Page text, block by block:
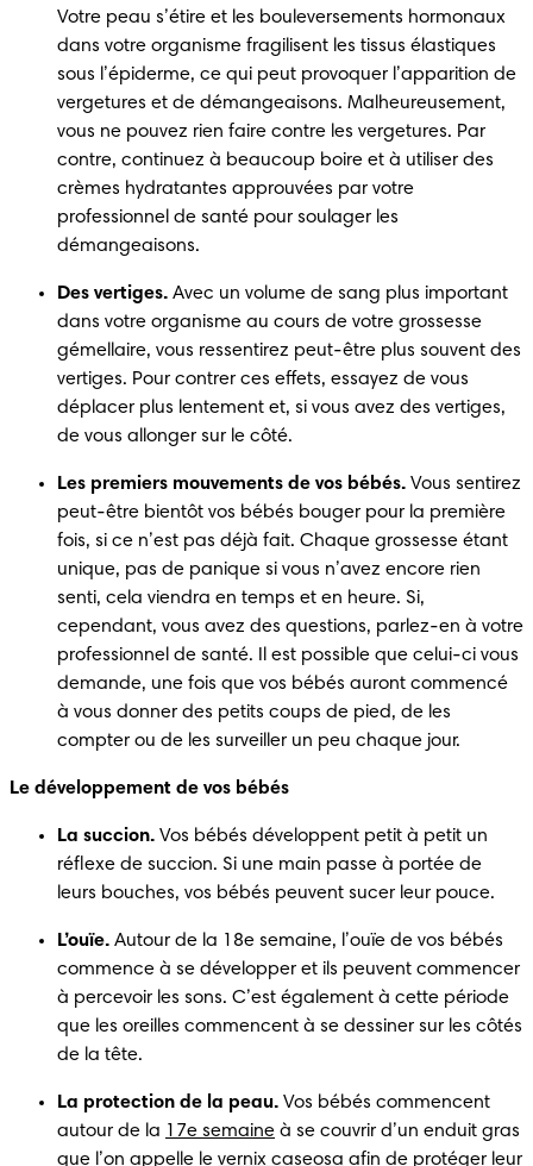
Votre peau s’étire et les bouleversements hormonaux
dans votre organisme fragilisent les tissus élastiques
sous l’épiderme, ce qui peut provoquer l’apparition de
vergetures et de démangeaisons. Malheureusement,
vous ne pouvez rien faire contre les vergetures. Par
contre, continuez à beaucoup boire et à utiliser des
crèmes hydratantes approuvées par votre
professionnel de santé pour soulager les
démangeaisons.
Des vertiges. Avec un volume de sang plus important
dans votre organisme au cours de votre grossesse
gémellaire, vous ressentirez peut-être plus souvent des
vertiges. Pour contrer ces effets, essayez de vous
déplacer plus lentement et, si vous avez des vertiges,
de vous allonger sur le côté.
Les premiers mouvements de vos bébés. Vous sentirez
peut-être bientôt vos bébés bouger pour la première
fois, si ce n’est pas déjà fait. Chaque grossesse étant
unique, pas de panique si vous n’avez encore rien
senti, cela viendra en temps et en heure. Si,
cependant, vous avez des questions, parlez-en à votre
professionnel de santé. Il est possible que celui-ci vous
demande, une fois que vos bébés auront commencé
à vous donner des petits coups de pied, de les
compter ou de les surveiller un peu chaque jour.
Le développement de vos bébés
La succion. Vos bébés développent petit à petit un
réflexe de succion. Si une main passe à portée de
leurs bouches, vos bébés peuvent sucer leur pouce.
L’ouïe. Autour de la 18e semaine, l’ouïe de vos bébés
commence à se développer et ils peuvent commencer
à percevoir les sons. C’est également à cette période
que les oreilles commencent à se dessiner sur les côtés
de la tête.
La protection de la peau. Vos bébés commencent
autour de la 17e semaine à se couvrir d’un enduit gras
que l’on appelle le vernix caseosa afin de protéger leur